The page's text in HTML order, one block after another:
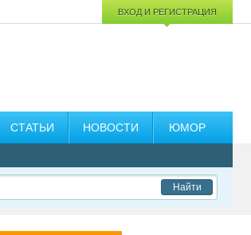
ВХОД И РЕГИСТРАЦИЯ
СТАТЬИ НОВОСТИ ЮМОР
Найти